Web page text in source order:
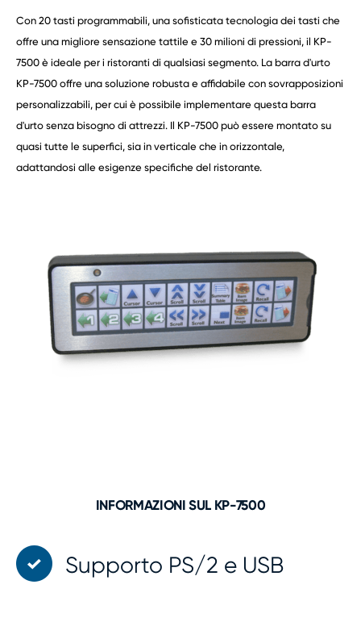
Con 20 tasti programmabili, una sofisticata tecnologia dei tasti che
offre una migliore sensazione tattile e 30 milioni di pressioni, il KP-
7500 è ideale per i ristoranti di qualsiasi segmento. La barra d'urto
KP-7500 offre una soluzione robusta e affidabile con sovrapposizioni
personalizzabili, per cui è possibile implementare questa barra
d'urto senza bisogno di attrezzi. Il KP-7500 può essere montato su
quasi tutte le superfici, sia in verticale che in orizzontale,
adattandosi alle esigenze specifiche del ristorante.
INFORMAZIONI SUL KP-7500
Supporto PS/2 e USB